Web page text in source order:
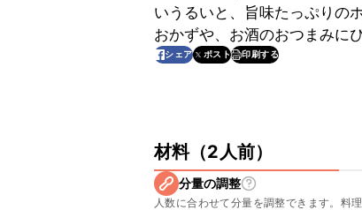
いうるいと、旨味たっぷりの
おかずや、お酒のおつまみに
シェア ポスト 印刷する
材料（2人前）
分量の調整
人数に合わせて分量を調整できます。料